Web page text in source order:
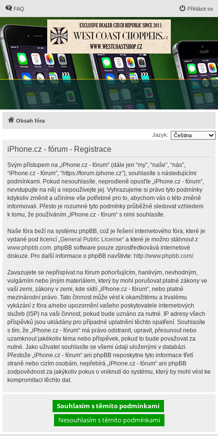
FAQ Přihlásit se
Obsah fóra
Jazyk:
iPhone.cz - fórum - Registrace
Svým přístupem na „iPhone.cz - fórum“ (dále jen “my”, “naše”, “nás”,
“iPhone.cz - fórum”, “https://forum.iphone.cz”), souhlasíte s následujícími
podmínkami. Pokud nesouhlasíte, neprodleně opusťte „iPhone.cz - fórum“,
nevstupujte na něj a nepoužívejte jej. Vyhrazujeme si právo tyto podmínky
kdykoliv změnit a učiníme vše potřebné pro to, abychom vás o této změně
informovali. Přesto je rozumné tyto podmínky průběžně sledovat vzhledem
k tomu, že používáním „iPhone.cz - fórum“ s nimi souhlasíte.
Naše fóra beží na systému phpBB, což je řešení internetového fóra, které je
vydané pod licencí „General Public License“ a které je možno stáhnout z
www.phpbb.com. phpBB software pouze zprostředkovává internetové
diskuze. Pro další informace o phpBB navštivte: http://www.phpbb.com/.
Zavazujete se nepřispívat na fórum pohoršujícím, hanlivým, nevhodným,
vulgárním nebo jiným materiálem, který by mohl porušovat platné zákony ve
vaší zemi, zákony v zemi, kde sídlí „iPhone.cz - fórum“, nebo platné
mezinárodní právo. Tato činnost může vést k okamžitému a trvalému
vykázání z fóra a/nebo upozornění vašeho poskytovatele internetových
služeb (ISP) na vaši činnost, pokud bude uznáno za nutné. IP adresy všech
příspěvků jsou ukládány pro případné uplatnění těchto opatření. Souhlasíte
s tím, že „iPhone.cz - fórum“ má právo odstranit, upravit, přesunout nebo
uzamknout jakékoliv téma nebo příspěvek, pokud to bude považovat za
nutné. Jako uživatel souhlasíte se všemi údaji uloženými v databázi.
Přestože „iPhone.cz - fórum“ ani phpBB neposkytne tyto informace třetí
straně nebo cizím osobám, nepřebírá „iPhone.cz - fórum“ ani phpBB
zodpovědnost za jakýkoliv pokus o vniknutí do systému, který by mohl vést ke
kompromitaci těchto dat.